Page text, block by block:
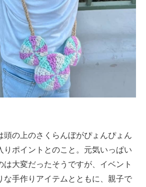
の上のさくらんぼがぴょんぴょん
りポイントとのこと。元気いっぱい
は大変だったそうですが、イベント
な手作りアイテムとともに、親子で